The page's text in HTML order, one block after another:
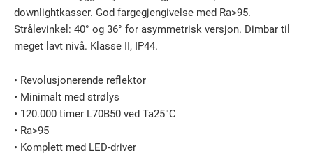
downlightkasser. God fargegjengivelse med Ra>95.
Strålevinkel: 40° og 36° for asymmetrisk versjon. Dimbar til
meget lavt nivå. Klasse II, IP44.
• Revolusjonerende reflektor
• Minimalt med strølys
• 120.000 timer L70B50 ved Ta25°C
• Ra>95
• Komplett med LED-driver